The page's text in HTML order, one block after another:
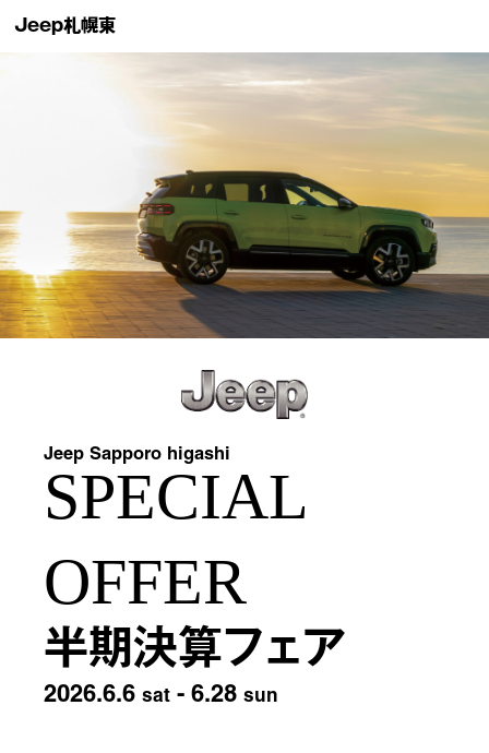
Jeep札幌東
Jeep Sapporo higashi
SPECIAL
OFFER
半期決算フェア
2026.6.6sat - 6.28sun